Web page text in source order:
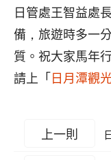
日管處王智益處
備，旅遊時多一
質。祝大家馬年
請上「日月潭觀
上一則